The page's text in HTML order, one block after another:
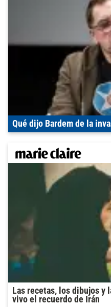
Qué dijo Bardem de la
Las recetas, los dibujos y
vivo el recuerdo de Irán